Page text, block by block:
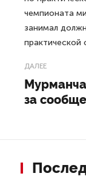
чемпионата
занимал
практической
ДАЛЕЕ
за